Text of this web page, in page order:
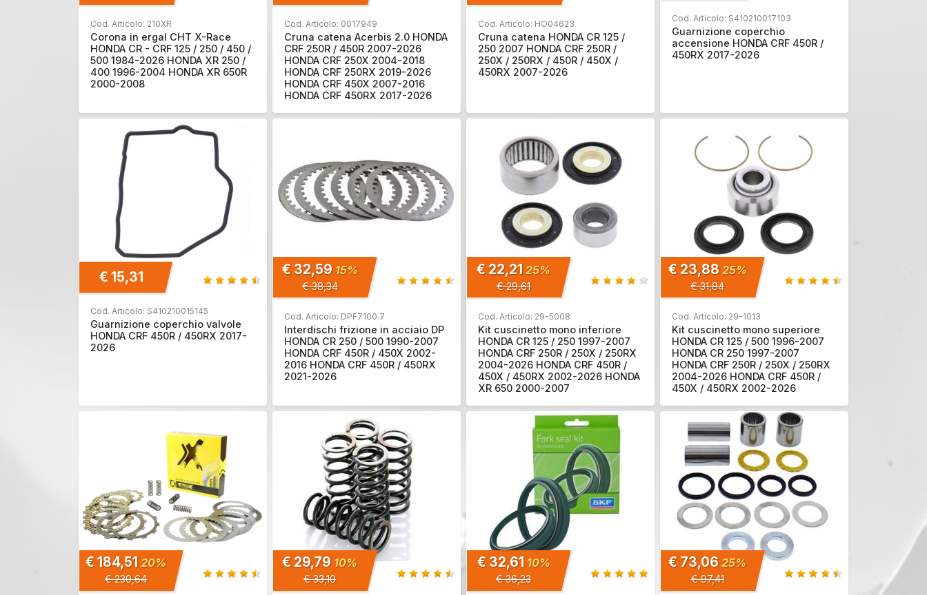
Cod. Articolo: 210XR
Corona in ergal CHT X-Race
HONDA CR - CRF 125 / 250 / 450 /
500 1984-2026 HONDA XR 250 /
400 1996-2004 HONDA XR 650R
2000-2008
Cod. Articolo: 0017949
Cruna catena Acerbis 2.0 HONDA
CRF 250R / 450R 2007-2026
HONDA CRF 250X 2004-2018
HONDA CRF 250RX 2019-2026
HONDA CRF 450X 2007-2016
HONDA CRF 450RX 2017-2026
Cod. Articolo: HO04623
Cruna catena HONDA CR 125 /
250 2007 HONDA CRF 250R /
250X / 250RX / 450R / 450X /
450RX 2007-2026
Cod. Articolo: S410210017103
Guarnizione coperchio
accensione HONDA CRF 450R /
450RX 2017-2026
€ 15,31
Cod. Articolo: S410210015145
Guarnizione coperchio valvole
HONDA CRF 450R / 450RX 2017-
2026
€ 32,59 15%
€ 38,34
Cod. Articolo: DPF7100.7
Interdischi frizione in acciaio DP
HONDA CR 250 / 500 1990-2007
HONDA CRF 450R / 450X 2002-
2016 HONDA CRF 450R / 450RX
2021-2026
€ 22,2125%
€ 29,61
Cod. Articolo: 29-5008
Kit cuscinetto mono inferiore
HONDA CR 125 / 250 1997-2007
HONDA CRF 250R / 250X / 250RX
2004-2026 HONDA CRF 450R /
450X / 450RX 2002-2026 HONDA
XR 650 2000-2007
€ 23,88 25%
€ 31,84
Cod. Articolo: 29-1013
Kit cuscinetto mono superiore
HONDA CR 125 / 500 1996-2007
HONDA CR 250 1997-2007
HONDA CRF 250R / 250X / 250RX
2004-2026 HONDA CRF 450R /
450X / 450RX 2002-2026
€ 184,5120%
€ 230,64
€ 29,79 10%
€ 33,10
€ 32,61 10%
€ 36,23
€ 73,0625%
€ 97,41